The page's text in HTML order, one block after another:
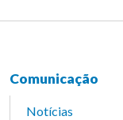
Comunicação
Notícias